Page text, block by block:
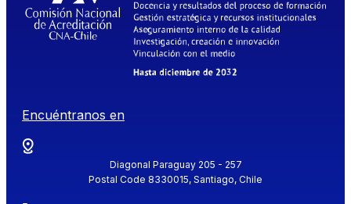
Encuéntranos en
Diagonal Paraguay 205 - 257
Postal Code 8330015, Santiago, Chile